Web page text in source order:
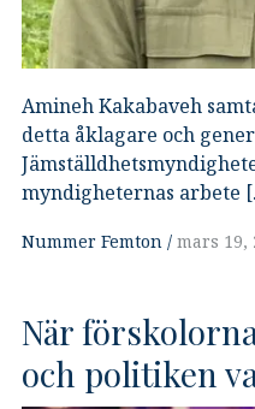
Amineh Kakabaveh
detta åklagare och
myndigheternas arbete
Nummer Femton mars 19,
När
och politiken